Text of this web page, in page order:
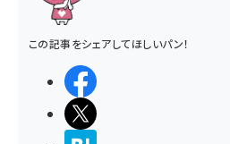
この記事をシェアしてほしいパン！